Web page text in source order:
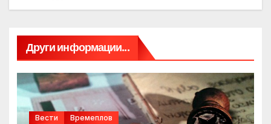
Други информации...
Вести Времеплов